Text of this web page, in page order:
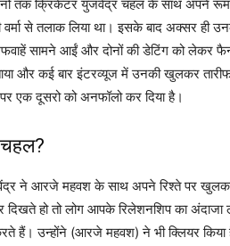
तक क्रिकेटर युजवेंद्र चहल के साथ अपने
से तलाक लिया था। इसके बाद अक्सर ही
सामने आईं और दोनों की डेटिंग को लेकर
और कई बार इंटरव्यूज में उनकी खुलकर
एक दूसरो को अनफॉलो कर दिया है।
ने आरजे महवश के साथ अपने रिश्ते पर
दिखते हो तो लोग आपके रिलेशनशिप का
हैं। उन्होंने (आरजे महवश) ने भी क्लियर